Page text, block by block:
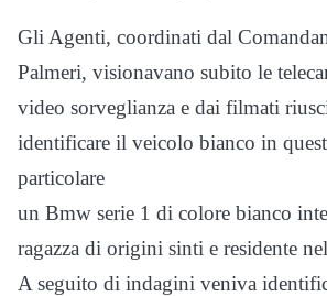
Gli Agenti, coordinati dal
Palmeri, visionavano subito le
video sorveglianza e dai filmati
identificare il veicolo bianco in
particolare
un Bmw serie 1 di colore bianco
ragazza di origini sinti e residente
A seguito di indagini veniva